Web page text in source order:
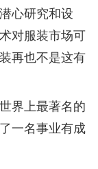
心研究和设
对服装市场可
再也不是这有
界上最著名的
一名事业有成